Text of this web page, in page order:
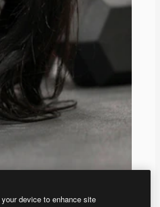
device to enhance site